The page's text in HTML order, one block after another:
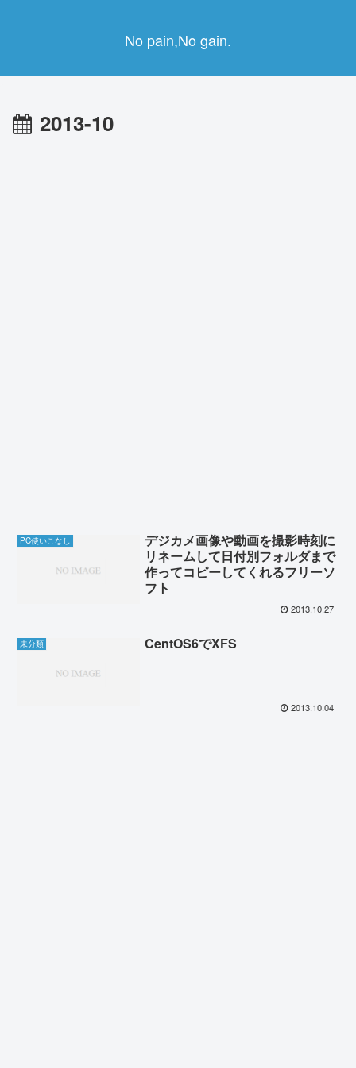
No pain,No gain.
2013-10
PC使いこなし
デジカメ画像や動画を撮影時刻に
リネームして日付別フォルダまで
作ってコピーしてくれるフリーソ
フト
2013.10.27
未分類 CentOS6でXFS
2013.10.04